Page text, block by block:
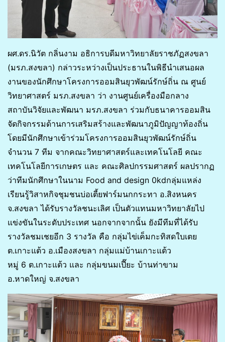
ผศ.ดร.นิวัต กลิ่นงาม อธิการบดีมหาวิทยาลัยราชภัฏสงขลา
(มรภ.สงขลา) กล่าวระหว่างเป็นประธานในพิธีนำเสนอผล
งานของนักศึกษาโครงการออมสินยุวพัฒน์รักษ์ถิ่น ณ ศูนย์
วิทยาศาสตร์ มรภ.สงขลา ว่า งานศูนย์เครื่องมือกลาง
สถาบันวิจัยและพัฒนา มรภ.สงขลา ร่วมกับธนาคารออมสิน
จัดกิจกรรมด้านการเสริมสร้างและพัฒนาภูมิปัญญาท้องถิ่น
โดยมีนักศึกษาเข้าร่วมโครงการออมสินยุวพัฒน์รักษ์ถิ่น
จำนวน 7 ทีม จากคณะวิทยาศาสตร์และเทคโนโลยี คณะ
เทคโนโลยีการเกษตร และ คณะศิลปกรรมศาสตร์ ผลปรากฏ
ว่าทีมนักศึกษาในนาม Food and design 0kdกลุ่มแหล่ง
เรียนรู้วิสาหกิจชุมชนบ่อเตี้ยฟาร์มนกกระทา อ.สิงหนคร
จ.สงขลา ได้รับรางวัลชนะเลิศ เป็นตัวแทนมหาวิทยาลัยไป
แข่งขันในระดับประเทศ นอกจากจากนั้น ยังมีทีมที่ได้รับ
รางวัลชมเชยอีก 3 รางวัล คือ กลุ่มไข่เค็มกะทิสดใบเตย
ต.เกาะแต้ว อ.เมืองสงขลา กลุ่มแม่บ้านเกาะแต้ว
หมู่ 6 ต.เกาะแต้ว และ กลุ่มขนมเปี๊ยะ บ้านท่าขาม
อ.หาดใหญ่ จ.สงขลา